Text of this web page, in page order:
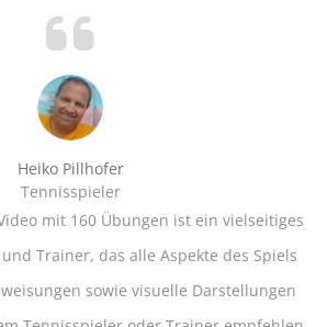
Heiko Pillhofer
Tennisspieler
mit 160 Übungen ist ein vielseitiges
Trainer, das alle Aspekte des Spiels
sowie visuelle Darstellungen